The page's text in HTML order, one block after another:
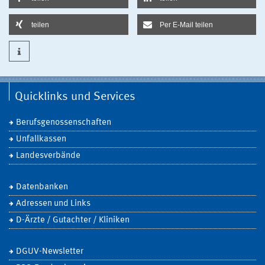
teilen Per E-Mail teilen
Quicklinks und Services
Berufsgenossenschaften
Unfallkassen
Landesverbände
Datenbanken
Adressen und Links
D-Ärzte / Gutachter / Kliniken
DGUV-Newsletter